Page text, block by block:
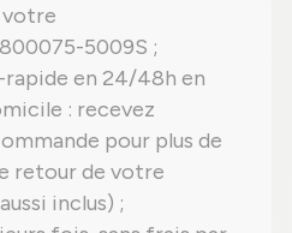
votre
5009S ;
en 24/48h en
: recevez
pour plus de
retour de votre
inclus) ;